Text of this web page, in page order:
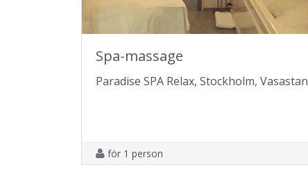
Spa-massage
Paradise SPA Relax, Stockholm, Vasastan
för 1 person